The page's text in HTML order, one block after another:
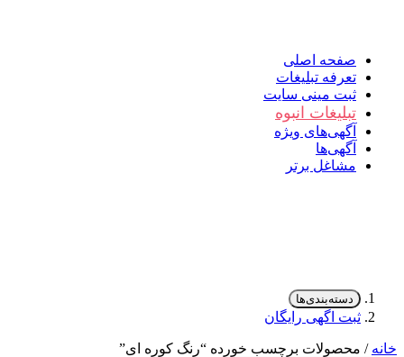
صفحه اصلی
تعرفه تبلیغات
ثبت مینی سایت
تبلیغات انبوه
آگهی‌های ویژه
آگهی‌ها
مشاغل برتر
دسته‌بندی‌ها
ثبت اگهی رایگان
خانه / محصولات برچسب خورده “رنگ کوره ای”